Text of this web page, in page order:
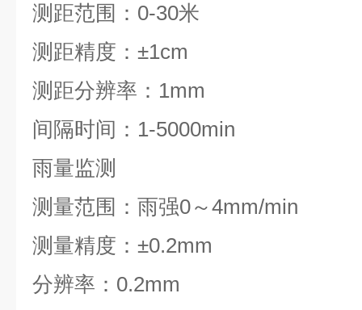
测距范围：0-30米
测距精度：±1cm
测距分辨率：1mm
间隔时间：1-5000min
雨量监测
测量范围：雨强0～4mm/min
测量精度：±0.2mm
分辨率：0.2mm